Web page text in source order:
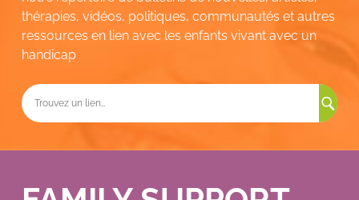
thérapies, vidéos, politiques, communautés et autres
ressources en lien avec les enfants vivant avec un
handicap